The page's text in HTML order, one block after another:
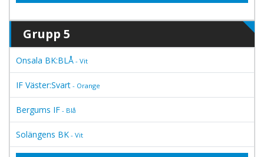
Grupp 5
Onsala BK:BLÅ - Vit
IF Väster:Svart - Orange
Bergums IF - Blå
Solängens BK - Vit